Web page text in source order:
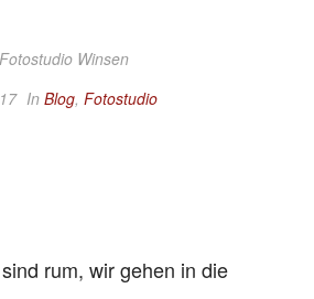
Winsen
In Blog, Fotostudio
rum, wir gehen in die